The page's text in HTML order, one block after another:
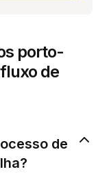
porto-
de
de